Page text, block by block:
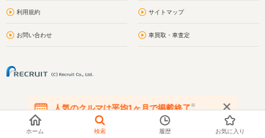
利用規約 サイトマップ
お問い合わせ 車買取・車査定
人気のクルマは平均1ヶ月で掲載終了※
在庫が無くなる前にお問い合わせください
ホーム 検索 履歴 お気に入り